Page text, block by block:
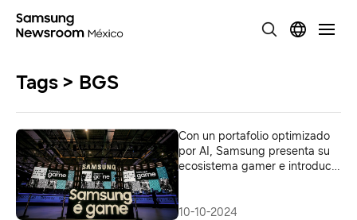
Tags > BGS
Con un portafolio optimizado
por AI, Samsung presenta su
ecosistema gamer e introduce
10-10-2024